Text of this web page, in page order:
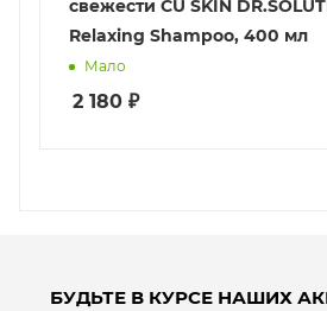
свежести CU SKIN
Relaxing Shampoo, 400 мл
Мало
2 180 ₽
БУДЬТЕ В КУРСЕ НАШИХ